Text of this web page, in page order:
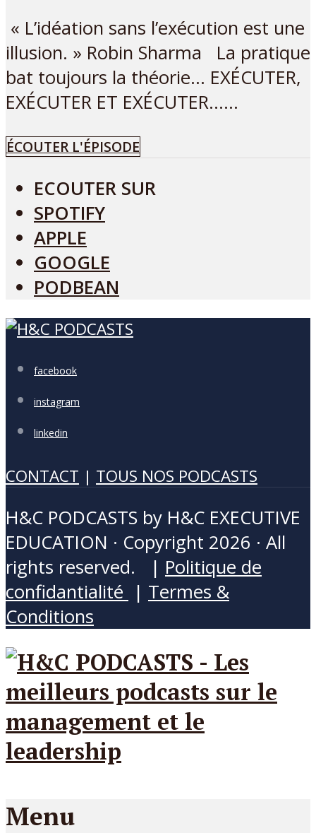
« L’idéation sans l’exécution est une
illusion. » Robin Sharma La pratique
bat toujours la théorie… EXÉCUTER,
EXÉCUTER ET EXÉCUTER…...
ÉCOUTER L'ÉPISODE
ECOUTER SUR
SPOTIFY
APPLE
GOOGLE
PODBEAN
facebook
instagram
linkedin
CONTACT | TOUS NOS PODCASTS
H&C PODCASTS by H&C EXECUTIVE
EDUCATION · Copyright 2026 · All
rights reserved. | Politique de
confidantialité | Termes &
Conditions
Menu